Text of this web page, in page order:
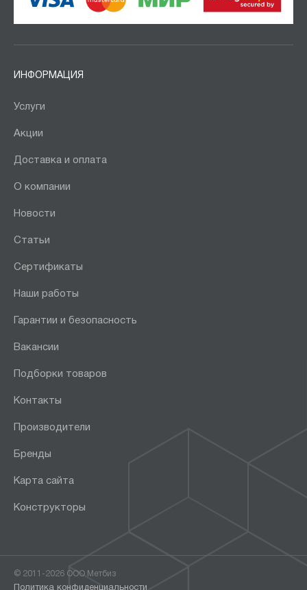
ИНФОРМАЦИЯ
Услуги
Акции
Доставка и оплата
О компании
Новости
Статьи
Сертификаты
Наши работы
Гарантии и безопасность
Вакансии
Подборки товаров
Контакты
Производители
Бренды
Карта сайта
Конструкторы
© 2011-2026 ООО Метбиз
Политика конфиденциальности